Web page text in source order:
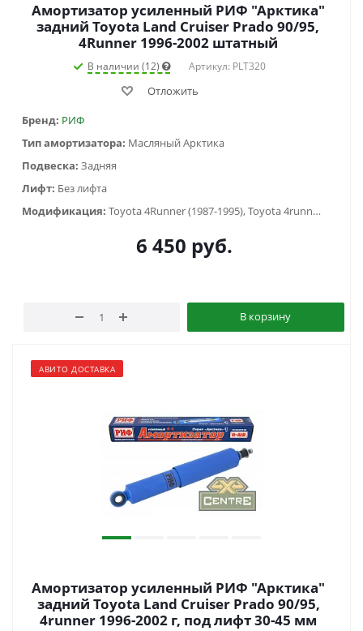
Амортизатор усиленный РИФ "Арктика"
задний Toyota Land Cruiser Prado 90/95,
4Runner 1996-2002 штатный
В наличии (12) Артикул: PLT320
Отложить
Бренд: РИФ
Тип амортизатора: Масляный Арктика
Подвеска: Задняя
Лифт: Без лифта
Модификация:
Toyota 4Runner (1987-1995), Toyota 4runner (1995-2003), Toyota Land Cruiser Prado 90/95 (1996-2002)
6 450 руб.
В корзину
АВИТО ДОСТАВКА
Амортизатор усиленный РИФ "Арктика"
задний Toyota Land Cruiser Prado 90/95,
4runner 1996-2002 г, под лифт 30-45 мм